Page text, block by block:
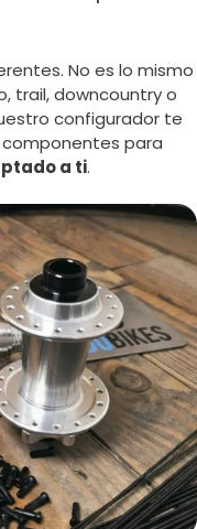
No es lo mismo
trail, downcountry o
configurador te
para
a ti.